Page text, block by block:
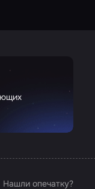
Нашли опечатку?